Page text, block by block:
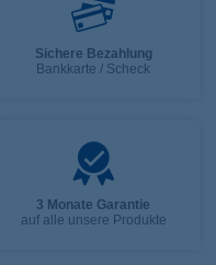
Sichere Bezahlung
Bankkarte / Scheck
3 Monate Garantie
auf alle unsere Produkte